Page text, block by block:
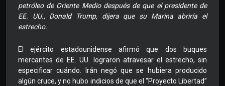
petróleo de Oriente Medio después de que el presidente de
EE. UU., Donald Trump, dijera que su Marina abriría el
estrecho.
El ejército estadounidense afirmó que dos buques
mercantes de EE. UU. lograron atravesar el estrecho, sin
especificar cuándo. Irán negó que se hubiera producido
algún cruce, y no hubo indicios de que el “Proyecto Libertad”